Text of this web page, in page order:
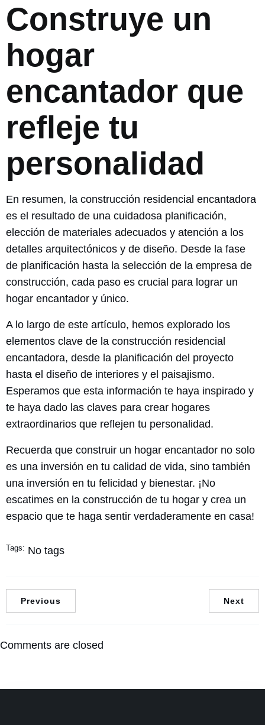
Construye un
hogar
encantador que
refleje tu
personalidad
En resumen, la construcción residencial encantadora
es el resultado de una cuidadosa planificación,
elección de materiales adecuados y atención a los
detalles arquitectónicos y de diseño. Desde la fase
de planificación hasta la selección de la empresa de
construcción, cada paso es crucial para lograr un
hogar encantador y único.
A lo largo de este artículo, hemos explorado los
elementos clave de la construcción residencial
encantadora, desde la planificación del proyecto
hasta el diseño de interiores y el paisajismo.
Esperamos que esta información te haya inspirado y
te haya dado las claves para crear hogares
extraordinarios que reflejen tu personalidad.
Recuerda que construir un hogar encantador no solo
es una inversión en tu calidad de vida, sino también
una inversión en tu felicidad y bienestar. ¡No
escatimes en la construcción de tu hogar y crea un
espacio que te haga sentir verdaderamente en casa!
Tags: No tags
Previous Next
Comments are closed